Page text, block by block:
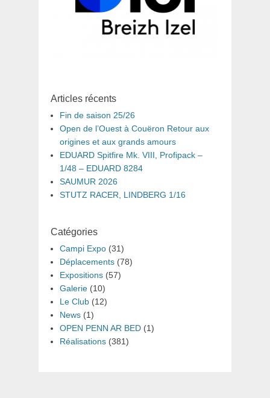
Articles récents
Fin de saison 25/26
Open de l’Ouest à Couëron Retour aux
origines et aux grands amours
EDUARD Spitfire Mk. VIII, Profipack –
1/48 – EDUARD 8284
SAUMUR 2026
STUTZ RACER, LINDBERG 1/16
Catégories
Campi Expo (31)
Déplacements (78)
Expositions (57)
Galerie (10)
Le Club (12)
News (1)
OPEN PENN AR BED (1)
Réalisations (381)